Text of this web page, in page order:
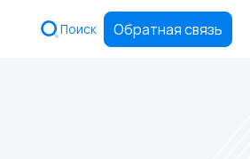
Поиск Обратная связь